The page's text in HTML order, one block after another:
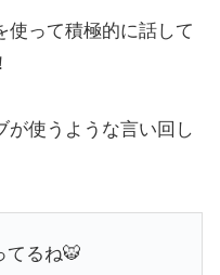
使って積極的に話して
が使うような言い回し
てるね🐯